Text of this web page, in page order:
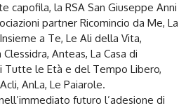
capofila, la RSA San Giuseppe Anni
partner Ricomincio da Me, La
a Te, Le Ali della Vita,
Anteas, La Casa di
Tutte le Età e del Tempo Libero,
AnLa, Le Paiarole.
futuro l’adesione di